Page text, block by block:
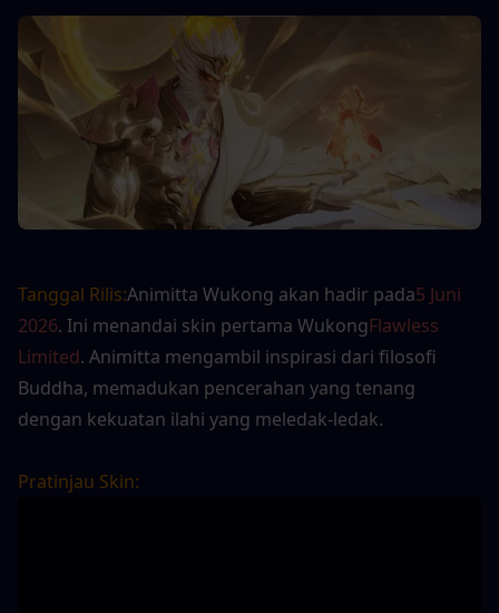
Tanggal Rilis:Animitta Wukong akan hadir pada5 Juni
2026. Ini menandai skin pertama WukongFlawless
Limited. Animitta mengambil inspirasi dari filosofi
Buddha, memadukan pencerahan yang tenang
dengan kekuatan ilahi yang meledak-ledak.
Pratinjau Skin: